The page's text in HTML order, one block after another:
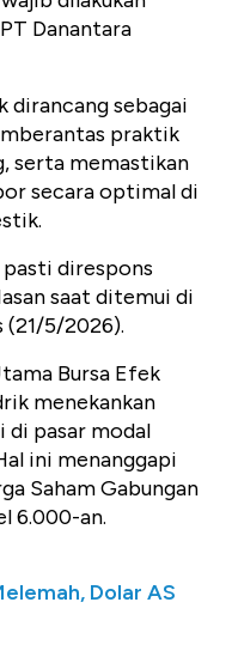
Danantara
dirancang sebagai
praktik
serta memastikan
secara optimal di
direspons
saat ditemui di
(21/5/2026).
Bursa Efek
menekankan
di pasar modal
ini menanggapi
Saham Gabungan
6.000-an.
Dolar AS